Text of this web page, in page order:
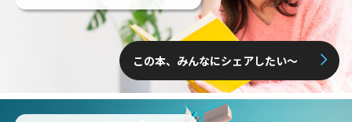
この本、みんなにシェアしたい〜